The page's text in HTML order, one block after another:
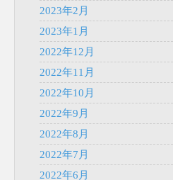
2023年2月
2023年1月
2022年12月
2022年11月
2022年10月
2022年9月
2022年8月
2022年7月
2022年6月